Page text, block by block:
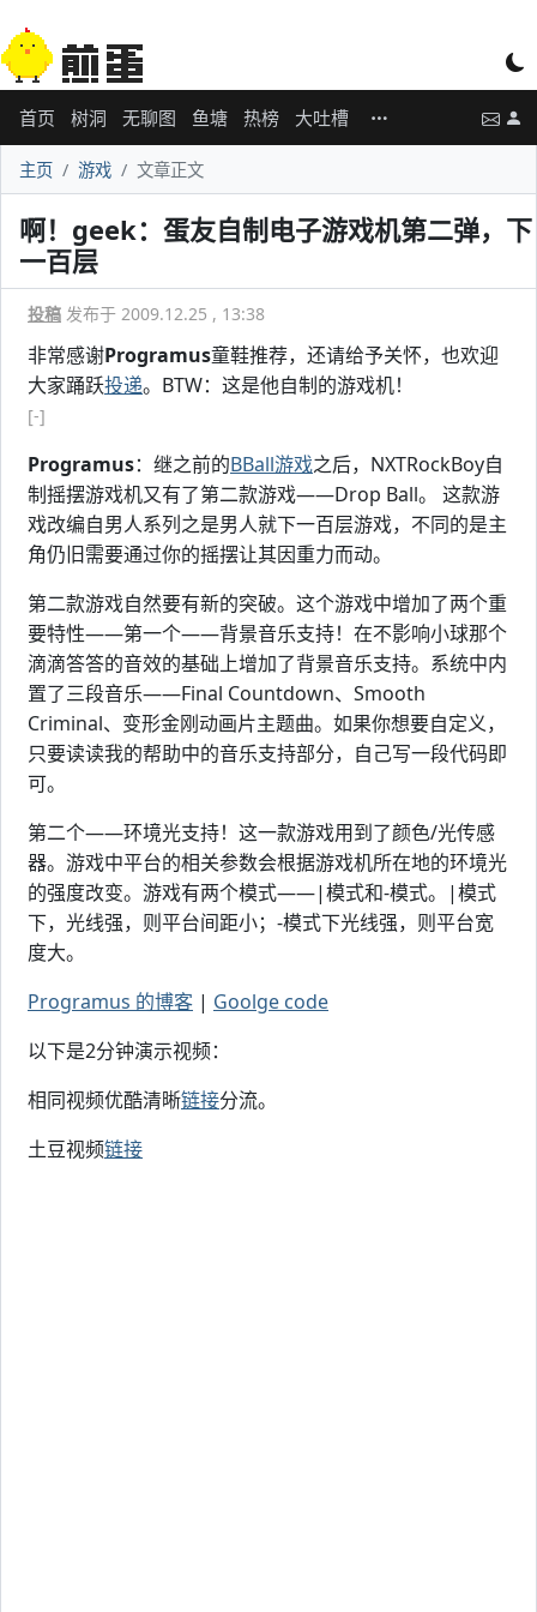
首页 树洞 无聊图 鱼塘 热榜 大吐槽
主页 游戏 文章正文
啊！geek：蛋友自制电子游戏机第二弹，下
一百层
投稿 发布于 2009.12.25 , 13:38
非常感谢Programus童鞋推荐，还请给予关怀，也欢迎
大家踊跃投递。BTW：这是他自制的游戏机！
[-]
Programus：继之前的BBall游戏之后，NXTRockBoy自
制摇摆游戏机又有了第二款游戏——Drop Ball。 这款游
戏改编自男人系列之是男人就下一百层游戏，不同的是主
角仍旧需要通过你的摇摆让其因重力而动。
第二款游戏自然要有新的突破。这个游戏中增加了两个重
要特性——第一个——背景音乐支持！在不影响小球那个
滴滴答答的音效的基础上增加了背景音乐支持。系统中内
置了三段音乐——Final Countdown、Smooth
Criminal、变形金刚动画片主题曲。如果你想要自定义，
只要读读我的帮助中的音乐支持部分，自己写一段代码即
可。
第二个——环境光支持！这一款游戏用到了颜色/光传感
器。游戏中平台的相关参数会根据游戏机所在地的环境光
的强度改变。游戏有两个模式——|模式和-模式。|模式
下，光线强，则平台间距小；-模式下光线强，则平台宽
度大。
Programus 的博客 | Goolge code
以下是2分钟演示视频：
相同视频优酷清晰链接分流。
土豆视频链接